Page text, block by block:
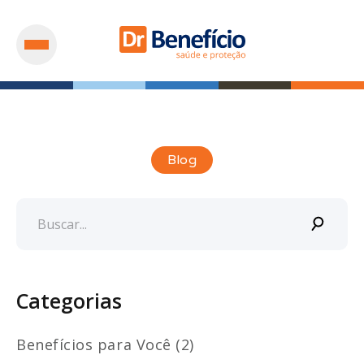
Blog
Categorias
Benefícios para Você (2)